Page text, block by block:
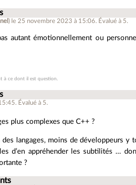
) le 25 novembre 2023 à 15:06. Évalué à 5.
autant émotionnellement ou
à ce dont il est question.
. Évalué à 5.
plus complexes que C++ ?
langages, moins de développeurs y
d’en appréhender les subtilités …
?